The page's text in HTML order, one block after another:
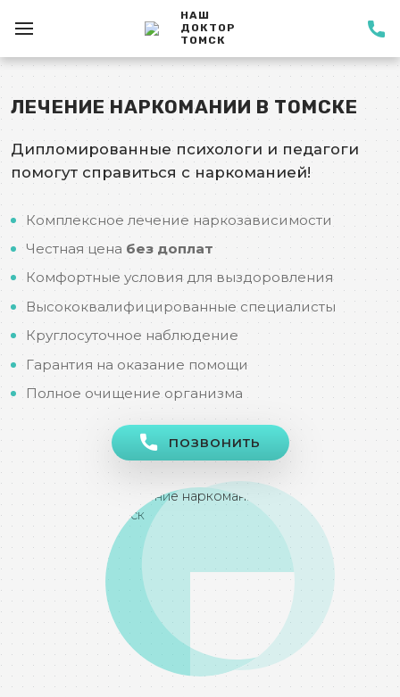
НАШ
ДОКТОР
ТОМСК
ЛЕЧЕНИЕ НАРКОМАНИИ В ТОМСКЕ
Дипломированные психологи и педагоги
помогут справиться с наркоманией!
Комплексное лечение наркозависимости
Честная цена без доплат
Комфортные условия для выздоровления
Высококвалифицированные специалисты
Круглосуточное наблюдение
Гарантия на оказание помощи
Полное очищение организма
ПОЗВОНИТЬ